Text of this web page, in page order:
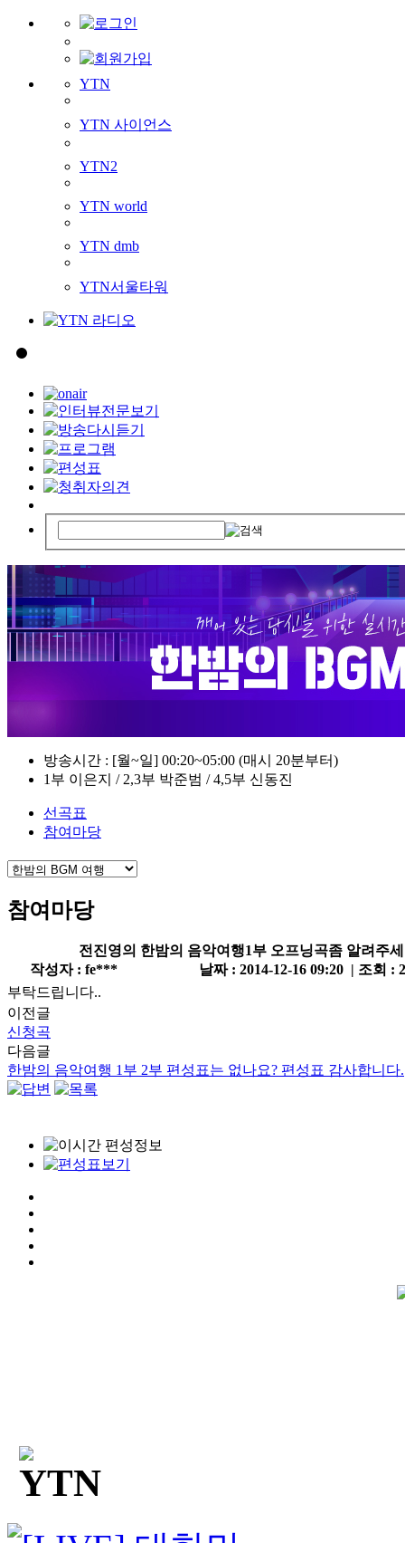
YTN
YTN 사이언스
YTN2
YTN world
YTN dmb
YTN서울타워
방송시간 : [월~일] 00:20~05:00 (매시 20분부터)
1부 이은지 / 2,3부 박준범 / 4,5부 신동진
선곡표
참여마당
참여마당
전진영의 한밤의 음악여행1부 오프닝곡좀 알려주
작성자 : fe***
날짜 : 2014-12-16 09:20 | 조회 :
부탁드립니다..
이전글
신청곡
다음글
한밤의 음악여행 1부 2부 편성표는 없나요? 편성표 감사합니다.